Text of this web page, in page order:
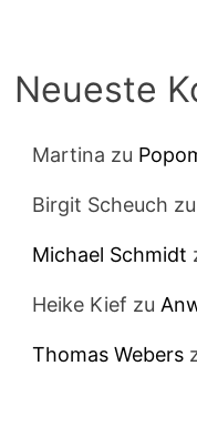
Neueste
Martina zu
Birgit Scheuch zu
Michael Schmidt
Heike Kief zu
Thomas Webers